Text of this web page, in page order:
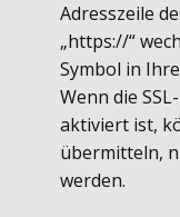
Adresszeile
„https://“
Symbol in
Wenn die
aktiviert ist,
übermitteln,
werden.